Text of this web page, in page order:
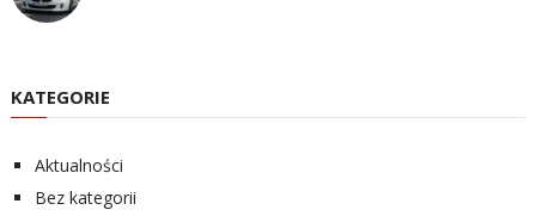
KATEGORIE
Aktualności
Bez kategorii